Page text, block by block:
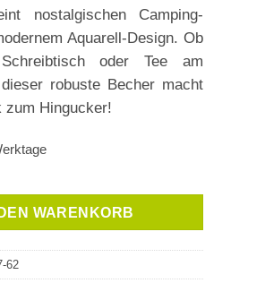
nostalgischen Camping-
Aquarell-Design. Ob
oder Tee am
robuste Becher macht
zum Hingucker!
WARENKORB
62